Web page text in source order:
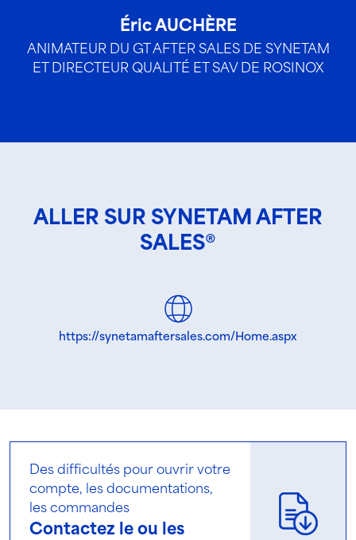
Éric AUCHÈRE
DU GT AFTER SALES DE SYNETAM
QUALITÉ ET SAV DE ROSINOX
DÉLÉGUÉ
ALLER SUR SYNETAM AFTER
SALES®
https://synetamaftersales.com/Home.aspx
Des difficultés pour ouvrir votre
compte, les documentations,
les commandes
Contactez le ou les